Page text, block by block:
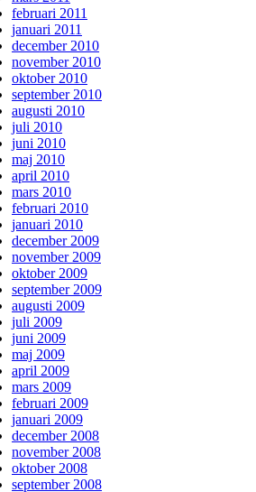
februari 2011
januari 2011
december 2010
november 2010
oktober 2010
september 2010
augusti 2010
juli 2010
juni 2010
maj 2010
april 2010
mars 2010
februari 2010
januari 2010
december 2009
november 2009
oktober 2009
september 2009
augusti 2009
juli 2009
juni 2009
maj 2009
april 2009
mars 2009
februari 2009
januari 2009
december 2008
november 2008
oktober 2008
september 2008